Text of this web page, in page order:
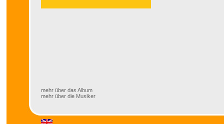
mehr über das Album
mehr über die Musiker